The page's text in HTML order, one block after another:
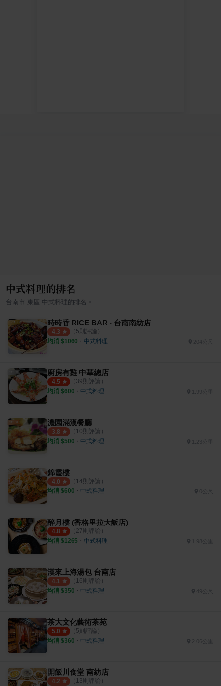
中式料理的排名
台南市 東區 中式料理的排名 ›
時時香 RICE BAR - 台南南紡店
4.3 （ 5則評論）
均消 $1060 ・ 中式料理 204公尺
廚房有雞 中華總店
4.5 （ 39則評論）
均消 $600 ・ 中式料理
濃園滿漢餐廳
3.8 （ 10則評論）
均消 $500 ・ 中式料理
錦霞樓
4.0 （ 14則評論）
均消 $600 ・ 中式料理
醉月樓 (香格里拉大飯店)
4.8 （ 27則評論）
均消 $1265 ・ 中式料理
漢來上海湯包 台南店
4.1 （ 16則評論）
均消 $350 ・ 中式料理 49公尺
茶大文化藝術茶苑
5.0 （ 5則評論）
均消 $360 ・ 中式料理
開飯川食堂 南紡店
4.2 （ 13則評論）